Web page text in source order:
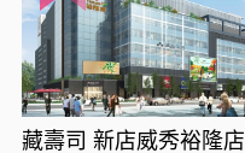
藏壽司 新店威秀裕隆店